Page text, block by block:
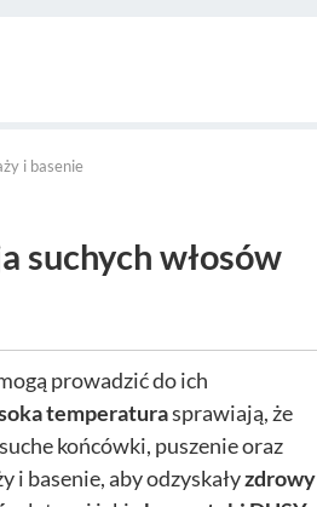
i basenie
suchych włosów
prowadzić do ich
temperaturasprawiają, że
końcówki, puszenie oraz
i basenie, aby odzyskałyzdrowy